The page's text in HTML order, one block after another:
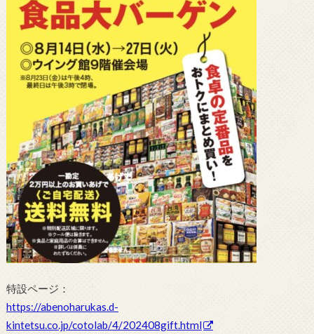
特設ページ：
https://abenoharukas.d-
kintetsu.co.jp/cotolab/4/202408gift.html